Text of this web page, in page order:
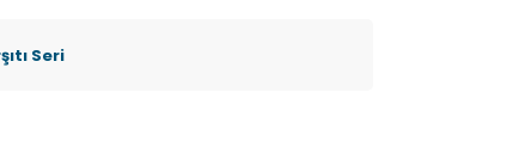
Seri